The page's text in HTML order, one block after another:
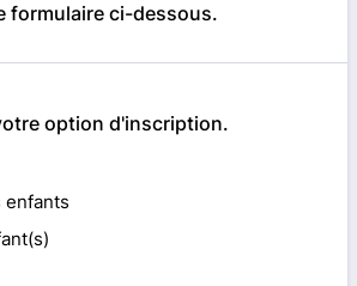
formulaire ci-dessous.
option d'inscription.
enfants